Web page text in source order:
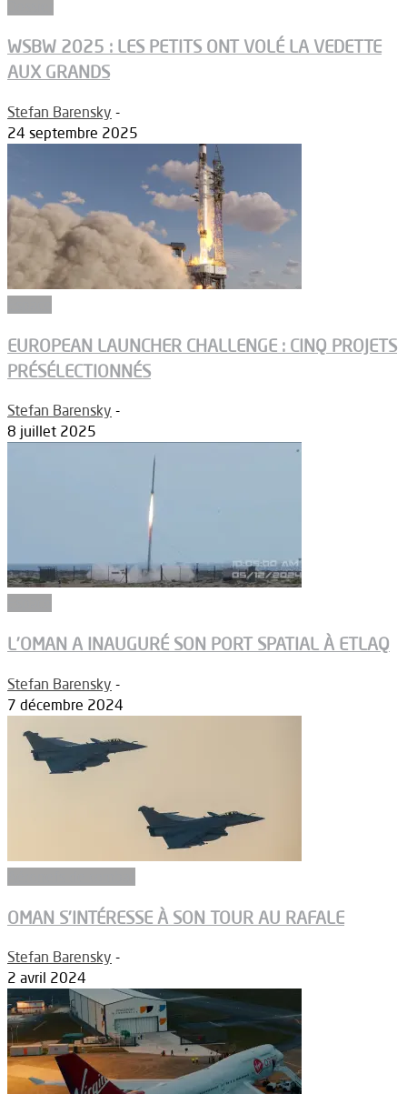
WSBW 2025 : LES PETITS ONT VOLÉ LA VEDETTE
AUX GRANDS
Stefan Barensky -
24 septembre 2025
EUROPEAN LAUNCHER CHALLENGE : CINQ PROJETS
PRÉSÉLECTIONNÉS
Stefan Barensky -
8 juillet 2025
L’OMAN A INAUGURÉ SON PORT SPATIAL À ETLAQ
Stefan Barensky -
7 décembre 2024
OMAN S’INTÉRESSE À SON TOUR AU RAFALE
Stefan Barensky -
2 avril 2024